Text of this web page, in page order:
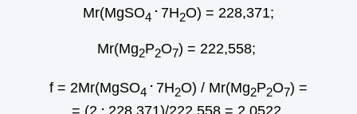
Мr(MgSO4
. 7H2O) = 228,371;
Mr(Mg2P2O7) = 222,558;
f = 2Мr(MgSO4
. 7H2O) / Mr(Mg2P2O7) =
.